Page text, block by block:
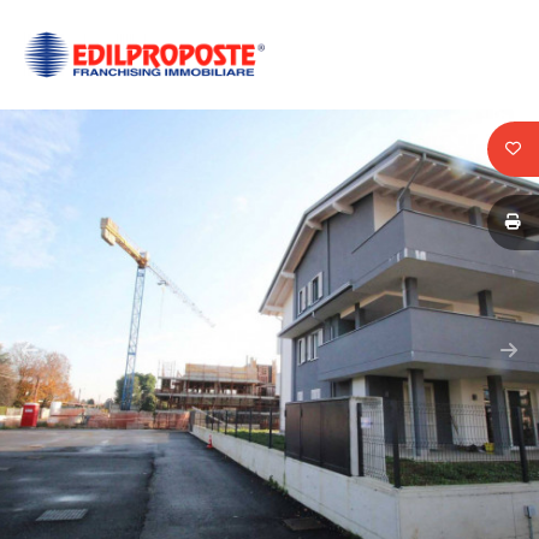
HOME
AFFILIATI
VENDITA
AFFITTO
ACQUISIZIONE
Codice
Qualsiasi
Vendita
Affitto
Scegli
dove